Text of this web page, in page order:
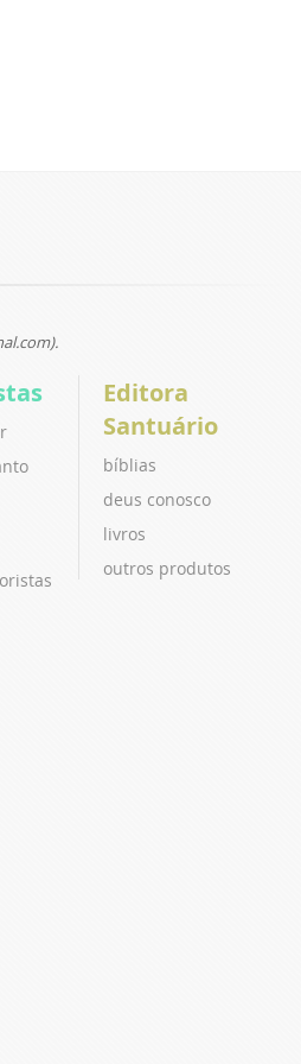
Editora
Santuário
bíblias
deus conosco
livros
outros produtos